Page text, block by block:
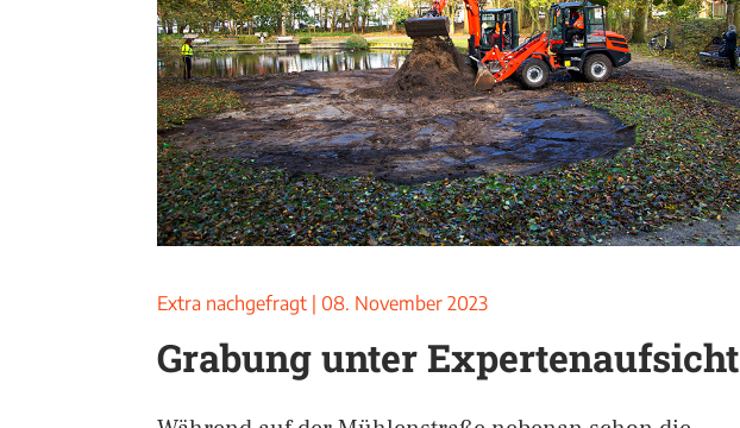
Extra nachgefragt 08. November 2023
Grabung unter Expertenaufsicht